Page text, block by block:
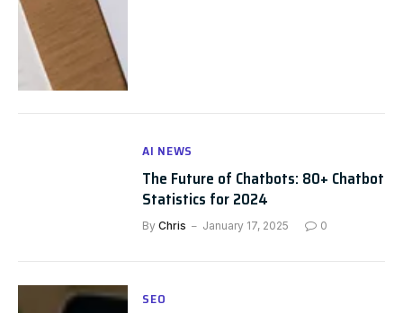
AI NEWS
The Future of Chatbots: 80+ Chatbot
Statistics for 2024
By Chris January 17, 2025 0
SEO